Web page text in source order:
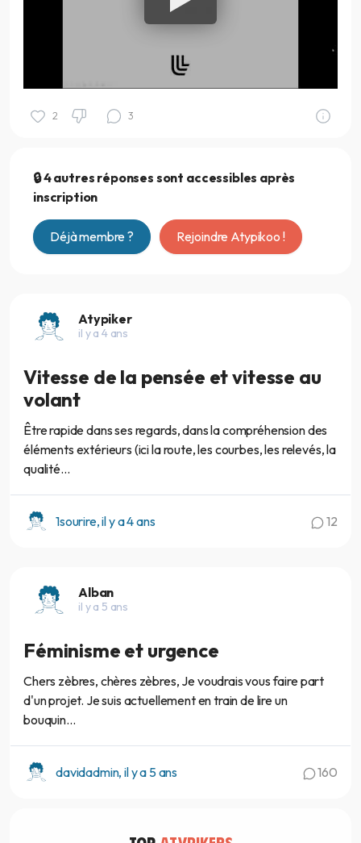
2 3
🔒 4 autres réponses sont accessibles après
inscription
Déjà membre ? Rejoindre Atypikoo !
Atypiker
il y a 4 ans
Vitesse de la pensée et vitesse au
volant
Être rapide dans ses regards, dans la compréhension des
éléments extérieurs (ici la route, les courbes, les relevés, la
qualité...
1sourire, il y a 4 ans 12
Alban
il y a 5 ans
Féminisme et urgence
Chers zèbres, chères zèbres, Je voudrais vous faire part
d'un projet. Je suis actuellement en train de lire un
bouquin...
davidadmin, il y a 5 ans 160